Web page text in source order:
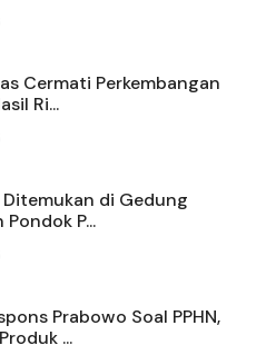
Cermati Perkembangan
Ri...
di Gedung
P...
Prabowo Soal PPHN,
...